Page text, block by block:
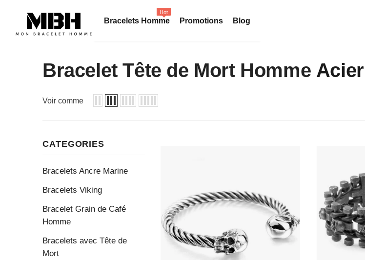
Bracelets Homme
Hot
Promotions Blog
Bracelet Tête de Mort Homme Acier
Voir comme
CATEGORIES
Bracelets Ancre Marine
Bracelets Viking
Bracelet Grain de Café
Homme
Bracelets avec Tête de
Mort